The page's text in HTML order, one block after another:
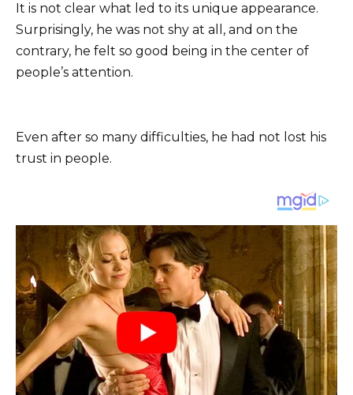
It is not clear what led to its unique appearance.
Surprisingly, he was not shy at all, and on the
contrary, he felt so good being in the center of
people’s attention.
Even after so many difficulties, he had not lost his
trust in people.